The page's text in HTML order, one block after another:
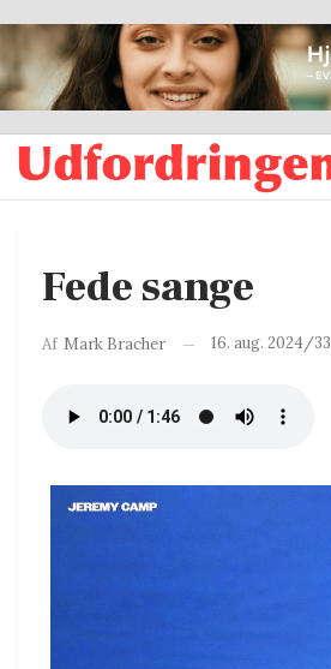
Fede sange
Af Mark Bracher 16. aug. 2024/33